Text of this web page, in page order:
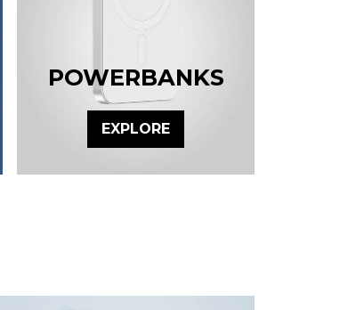
POWERBANKS
EXPLORE